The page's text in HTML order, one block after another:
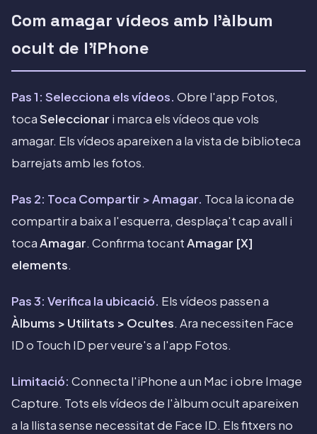
Com amagar vídeos amb l'àlbum
ocult de l'iPhone
Pas 1: Selecciona els vídeos. Obre l'app Fotos,
tocaSeleccionar i marca els vídeos que vols
amagar. Els vídeos apareixen a la vista de biblioteca
barrejats amb les fotos.
Pas 2: Toca Compartir > Amagar. Toca la icona de
compartir a baix a l'esquerra, desplaça't cap avall i
tocaAmagar. Confirma tocantAmagar [X]
elements.
Pas 3: Verifica la ubicació. Els vídeos passen a
Àlbums > Utilitats > Ocultes. Ara necessiten Face
ID o Touch ID per veure's a l'app Fotos.
Limitació: Connecta l'iPhone a un Mac i obre Image
Capture. Tots els vídeos de l'àlbum ocult apareixen
a la llista sense necessitat de Face ID. Els fitxers no